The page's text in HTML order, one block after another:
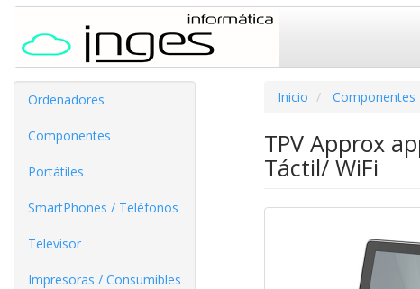
Ordenadores
Componentes
Portátiles
SmartPhones / Teléfonos
Televisor
Impresoras / Consumibles
Inicio Componentes
TPV Approx
Táctil/ WiFi